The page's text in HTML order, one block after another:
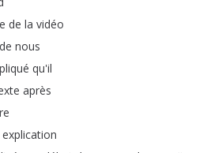
de la vidéo
de nous
qu'il
après
explication